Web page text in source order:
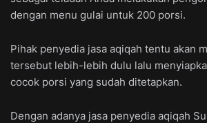
dengan menu gulai untuk 200 porsi.
Pihak penyedia jasa aqiqah tentu akan
tersebut lebih-lebih dulu lalu
cocok porsi yang sudah ditetapkan.
Dengan adanya jasa penyedia aqiqah